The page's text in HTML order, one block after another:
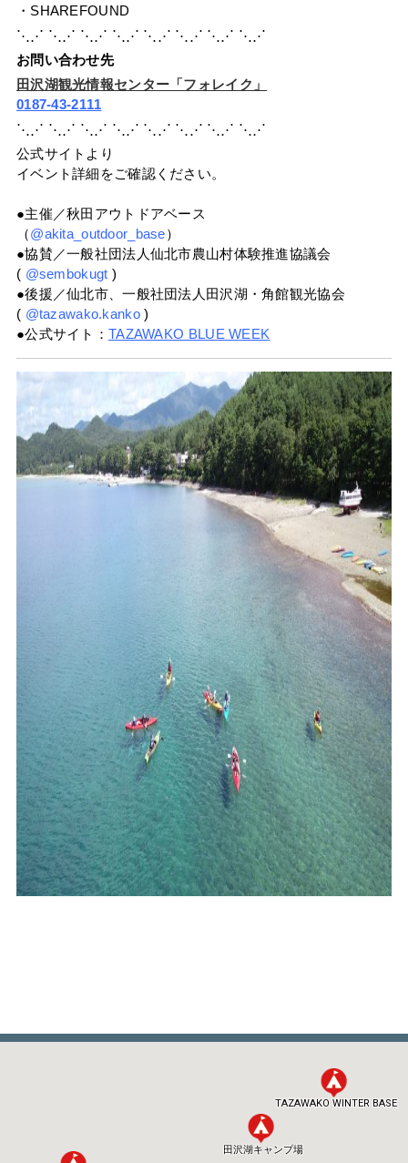
・SHAREFOUND
⋱⋰ ⋱⋰ ⋱⋰ ⋱⋰ ⋱⋰ ⋱⋰ ⋱⋰ ⋱⋰
お問い合わせ先
田沢湖観光情報センター「フォレイク」
0187-43-2111
⋱⋰ ⋱⋰ ⋱⋰ ⋱⋰ ⋱⋰ ⋱⋰ ⋱⋰ ⋱⋰
公式サイトより
イベント詳細をご確認ください。
●主催／秋田アウトドアベース
（@akita_outdoor_base）
●協賛／一般社団法人仙北市農山村体験推進協議会
( @sembokugt )
●後援／仙北市、一般社団法人田沢湖・角館観光協会
( @tazawako.kanko )
●公式サイト： TAZAWAKO BLUE WEEK